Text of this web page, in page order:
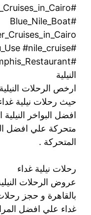
#Nile_Cruises #Nile_Dinner_Cruises_in_Cairo
#Blue_Nile_Boat
#Nile_Egypt_Cruise #Dau_Use #nile_cruise
النيلية
ارخص الرحلات
حيث رحلات نيلية
افضل البواخر
متحركة علي افضل
المتحركة .
رحلات نيلية غداء
عروض الرحلات
بالقاهرة و حجز
غداء علي افضل